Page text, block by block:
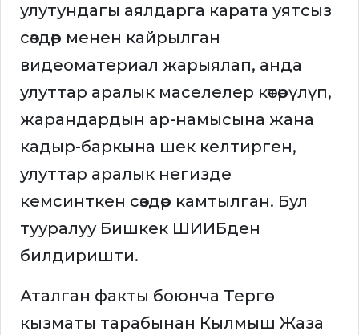
улутундагы аялдарга карата уятсыз
сөздөр менен кайрылган
видеоматериал жарыялап, анда
улуттар аралык маселелер көтөрүлүп,
жарандардын ар-намысына жана
кадыр-баркына шек келтирген,
улуттар аралык негизде
кемсинткен сөздөр камтылган. Бул
тууралуу Бишкек ШИИБден
билдиришти.
Аталган факты боюнча Тергөө
кызматы тарабынан Кылмыш Жаза